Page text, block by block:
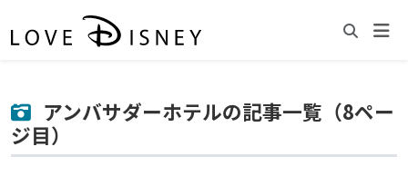
アンバサダーホテルの記事一覧（8ペー
ジ目）